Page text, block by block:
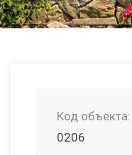
Код объекта:
0206